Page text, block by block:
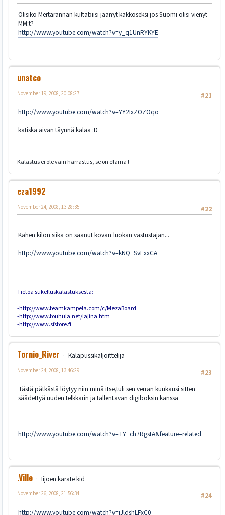
Olisiko Mertarannan kultabiisi jäänyt kakkoseksi jos Suomi olisi vienyt
MM:t?
http://www.youtube.com/watch?v=y_q1UnRYKYE
unatco
#21
November 19, 2008, 20:08:27
http://www.youtube.com/watch?v=YY2IxZOZOqo
katiska aivan täynnä kalaa :D
Kalastus ei ole vain harrastus, se on elämä !
eza1992
#22
November 24, 2008, 13:28:35
Kahen kilon siika on saanut kovan luokan vastustajan...
http://www.youtube.com/watch?v=kNQ_SvExxCA
Tietoa sukelluskalastuksesta:
-http://www.teamkampela.com/c/MezaBoard
-http://www.touhula.net/lajina.htm
-http://www.sfstore.fi
Tornio_River
Kalapussikaljoittelija
#23
November 24, 2008, 13:46:29
Tästä pätkästä löytyy niin minä itse,tuli sen verran kuukausi sitten
säädettyä uuden telkkarin ja tallentavan digiboksin kanssa
http://www.youtube.com/watch?v=TY_ch7RgstA&feature=related
.Ville
Iijoen karate kid
#24
November 26, 2008, 21:56:34
http://www.youtube.com/watch?v=jJldshLFxC0